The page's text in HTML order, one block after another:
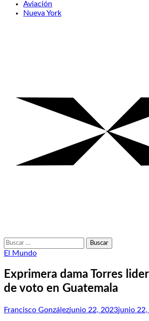
Aviación
Nueva York
Buscar:
El Mundo
Exprimera dama Torres
de voto en Guatemala
Francisco Gonzálezjunio 22, 2023junio